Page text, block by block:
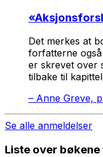
«
Det merkes at
forfatterne
er skrevet over
tilbake til
– Anne Greve,
Se alle anmeldelser
Liste over